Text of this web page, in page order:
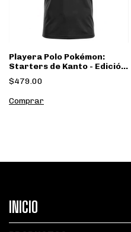
Playera Polo Pokémon:
Starters de Kanto - Edición
de Colección - OEFASHION
$479.00
Comprar
INICIO